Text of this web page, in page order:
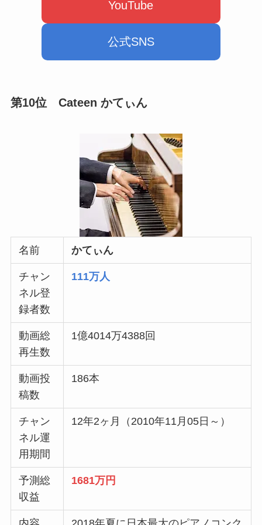
YouTube
公式SNS
第10位 Cateen かてぃん
名前 かてぃん
チャン
ネル登
録者数
111万人
動画総
再生数
1億4014万4388回
動画投
稿数
186本
チャン
ネル運
用期間
12年2ヶ月（2010年11月05日～ ）
予測総
収益
1681万円